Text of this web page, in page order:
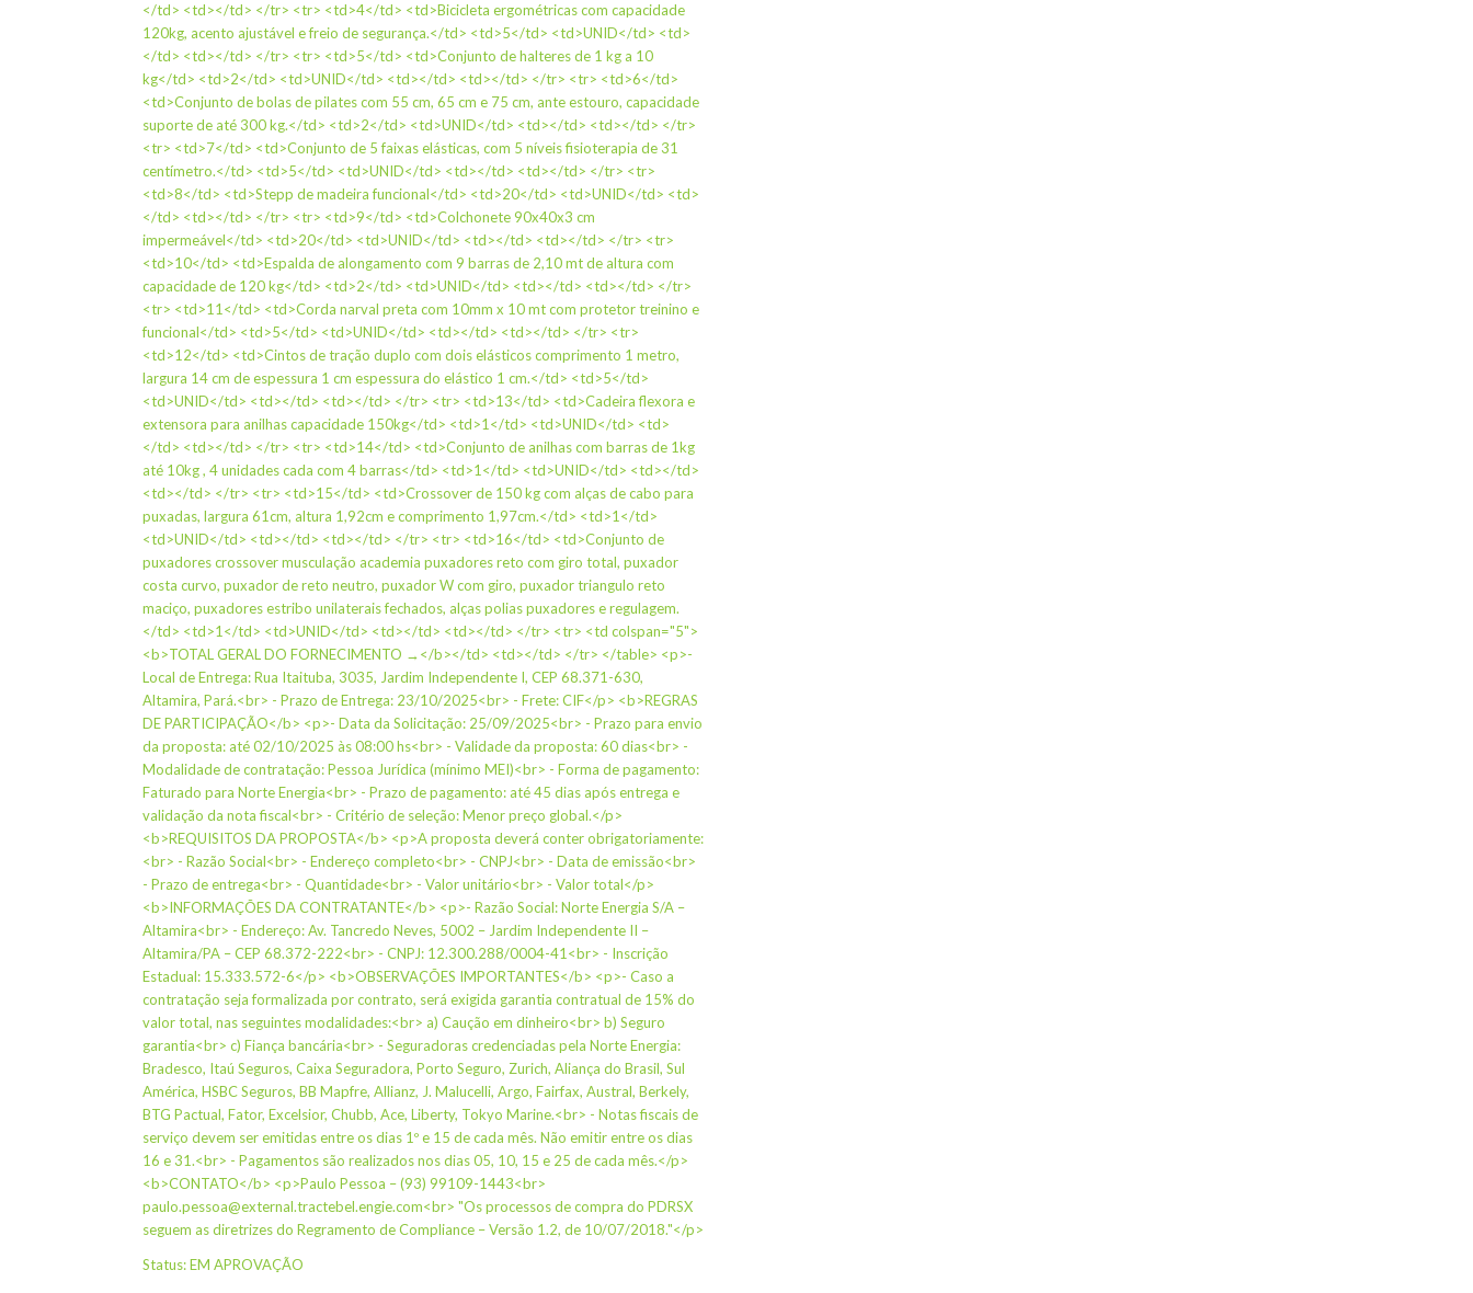
</td> <td></td> </tr> <tr> <td>4</td> <td>Bicicleta ergométricas com capacidade
120kg, acento ajustável e freio de segurança.</td> <td>5</td> <td>UNID</td> <td>
</td> <td></td> </tr> <tr> <td>5</td> <td>Conjunto de halteres de 1 kg a 10
kg</td> <td>2</td> <td>UNID</td> <td></td> <td></td> </tr> <tr> <td>6</td>
<td>Conjunto de bolas de pilates com 55 cm, 65 cm e 75 cm, ante estouro, capacidade
suporte de até 300 kg.</td> <td>2</td> <td>UNID</td> <td></td> <td></td> </tr>
<tr> <td>7</td> <td>Conjunto de 5 faixas elásticas, com 5 níveis fisioterapia de 31
centímetro.</td> <td>5</td> <td>UNID</td> <td></td> <td></td> </tr> <tr>
<td>8</td> <td>Stepp de madeira funcional</td> <td>20</td> <td>UNID</td> <td>
</td> <td></td> </tr> <tr> <td>9</td> <td>Colchonete 90x40x3 cm
impermeável</td> <td>20</td> <td>UNID</td> <td></td> <td></td> </tr> <tr>
<td>10</td> <td>Espalda de alongamento com 9 barras de 2,10 mt de altura com
capacidade de 120 kg</td> <td>2</td> <td>UNID</td> <td></td> <td></td> </tr>
<tr> <td>11</td> <td>Corda narval preta com 10mm x 10 mt com protetor treinino e
funcional</td> <td>5</td> <td>UNID</td> <td></td> <td></td> </tr> <tr>
<td>12</td> <td>Cintos de tração duplo com dois elásticos comprimento 1 metro,
largura 14 cm de espessura 1 cm espessura do elástico 1 cm.</td> <td>5</td>
<td>UNID</td> <td></td> <td></td> </tr> <tr> <td>13</td> <td>Cadeira flexora e
extensora para anilhas capacidade 150kg</td> <td>1</td> <td>UNID</td> <td>
</td> <td></td> </tr> <tr> <td>14</td> <td>Conjunto de anilhas com barras de 1kg
até 10kg , 4 unidades cada com 4 barras</td> <td>1</td> <td>UNID</td> <td></td>
<td></td> </tr> <tr> <td>15</td> <td>Crossover de 150 kg com alças de cabo para
puxadas, largura 61cm, altura 1,92cm e comprimento 1,97cm.</td> <td>1</td>
<td>UNID</td> <td></td> <td></td> </tr> <tr> <td>16</td> <td>Conjunto de
puxadores crossover musculação academia puxadores reto com giro total, puxador
costa curvo, puxador de reto neutro, puxador W com giro, puxador triangulo reto
maciço, puxadores estribo unilaterais fechados, alças polias puxadores e regulagem.
</td> <td>1</td> <td>UNID</td> <td></td> <td></td> </tr> <tr> <td colspan="5">
<b>TOTAL GERAL DO FORNECIMENTO →</b></td> <td></td> </tr> </table> <p>-
Local de Entrega: Rua Itaituba, 3035, Jardim Independente I, CEP 68.371-630,
Altamira, Pará.<br> - Prazo de Entrega: 23/10/2025<br> - Frete: CIF</p> <b>REGRAS
DE PARTICIPAÇÃO</b> <p>- Data da Solicitação: 25/09/2025<br> - Prazo para envio
da proposta: até 02/10/2025 às 08:00 hs<br> - Validade da proposta: 60 dias<br> -
Modalidade de contratação: Pessoa Jurídica (mínimo MEI)<br> - Forma de pagamento:
Faturado para Norte Energia<br> - Prazo de pagamento: até 45 dias após entrega e
validação da nota fiscal<br> - Critério de seleção: Menor preço global.</p>
<b>REQUISITOS DA PROPOSTA</b> <p>A proposta deverá conter obrigatoriamente:
<br> - Razão Social<br> - Endereço completo<br> - CNPJ<br> - Data de emissão<br>
- Prazo de entrega<br> - Quantidade<br> - Valor unitário<br> - Valor total</p>
<b>INFORMAÇÕES DA CONTRATANTE</b> <p>- Razão Social: Norte Energia S/A –
Altamira<br> - Endereço: Av. Tancredo Neves, 5002 – Jardim Independente II –
Altamira/PA – CEP 68.372-222<br> - CNPJ: 12.300.288/0004-41<br> - Inscrição
Estadual: 15.333.572-6</p> <b>OBSERVAÇÕES IMPORTANTES</b> <p>- Caso a
contratação seja formalizada por contrato, será exigida garantia contratual de 15% do
valor total, nas seguintes modalidades:<br> a) Caução em dinheiro<br> b) Seguro
garantia<br> c) Fiança bancária<br> - Seguradoras credenciadas pela Norte Energia:
Bradesco, Itaú Seguros, Caixa Seguradora, Porto Seguro, Zurich, Aliança do Brasil, Sul
América, HSBC Seguros, BB Mapfre, Allianz, J. Malucelli, Argo, Fairfax, Austral, Berkely,
BTG Pactual, Fator, Excelsior, Chubb, Ace, Liberty, Tokyo Marine.<br> - Notas fiscais de
serviço devem ser emitidas entre os dias 1º e 15 de cada mês. Não emitir entre os dias
16 e 31.<br> - Pagamentos são realizados nos dias 05, 10, 15 e 25 de cada mês.</p>
<b>CONTATO</b> <p>Paulo Pessoa – (93) 99109-1443<br>
paulo.pessoa@external.tractebel.engie.com<br> "Os processos de compra do PDRSX
seguem as diretrizes do Regramento de Compliance – Versão 1.2, de 10/07/2018."</p>
Status: EM APROVAÇÃO